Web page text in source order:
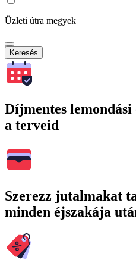
Üzleti útra megyek
Keresés
Díjmentes
a terveid
Szerezz jutalmakat
minden éjszakája